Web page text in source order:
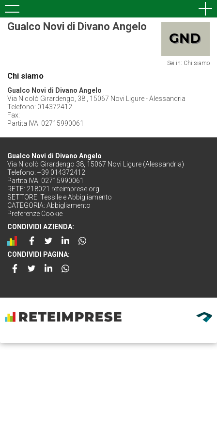
Gualco Novi di Divano Angelo
Sei in: Chi siamo
Chi siamo
Gualco Novi di Divano Angelo
Via Nicolò Girardengo, 38 , 15067 Novi Ligure - Alessandria
Telefono: 014372412
Fax:
Partita IVA: 02715990061
Gualco Novi di Divano Angelo
Via Nicolò Girardengo 38, 15067 Novi Ligure (Alessandria)
Telefono: +39 014372412
Partita IVA: 02715990061
RETE: 218021.reteimprese.org
SETTORE: Tessile e Abbigliamento
CATEGORIA: Abbigliamento
Preferenze Cookie
CONDIVIDI AZIENDA:
CONDIVIDI PAGINA: